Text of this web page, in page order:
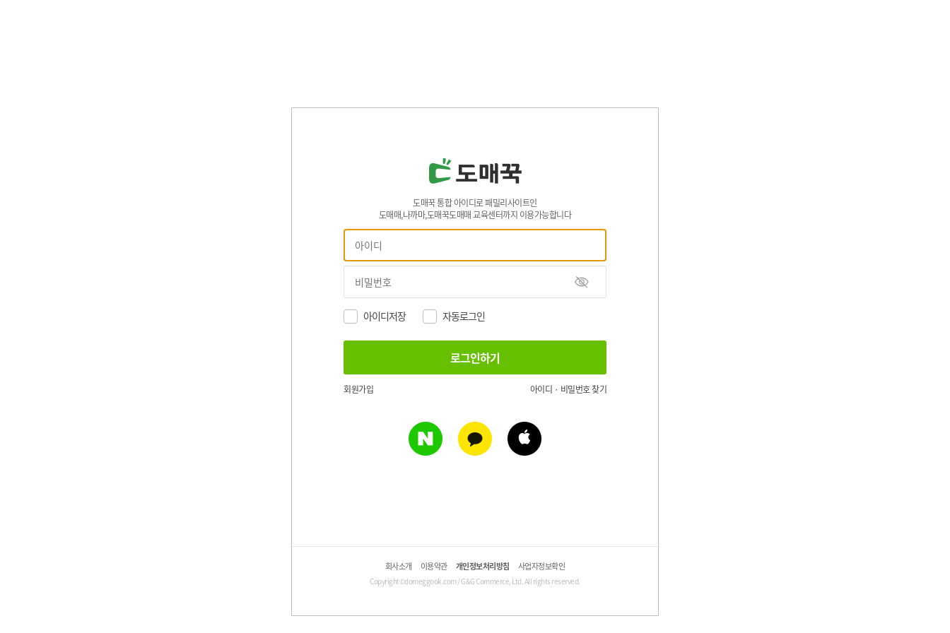
도매꾹 통합 아이디로 패밀리사이트인
도매매,나까마,도매꾹도매매 교육센터까지 이용가능합니다
아이디저장 자동로그인
회원가입 아이디 · 비밀번호 찾기
회사소개 이용약관 개인정보처리방침 사업자정보확인
Copyright©domeggook.com / G&G Commerce, Ltd. All rights reserved.